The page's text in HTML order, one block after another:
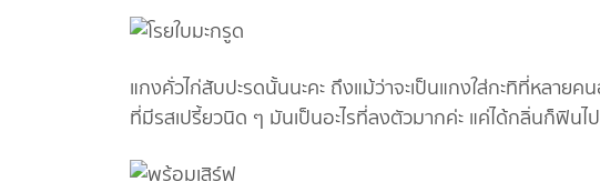
แกงคั่วไก่สับปะรดนั้นนะคะ ถึงแม้ว่าจะเป็นแกงใส่กะทิที่หลาย
ที่มีรสเปรี้ยวนิด ๆ มันเป็นอะไรที่ลงตัวมากค่ะ แค่ได้กลิ่นก็ฟินไ